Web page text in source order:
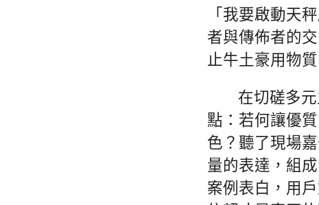
「我要啟動天
者與傳佈者的
止牛土豪用物
在切磋多
點：若何讓優
色？聽了現場
量的表達，組
案例表白，用